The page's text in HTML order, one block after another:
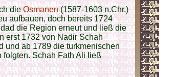
dieOsmanen(1587-1603 n.Chr.)
aufbauen, doch bereits 1724
die Region erneut und ließ die
erst 1732 von Nadir Schah
und ab 1789 die turkmenischen
folgten. Schah Fath Ali ließ